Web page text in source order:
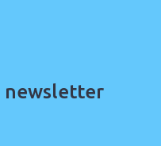
newsletter